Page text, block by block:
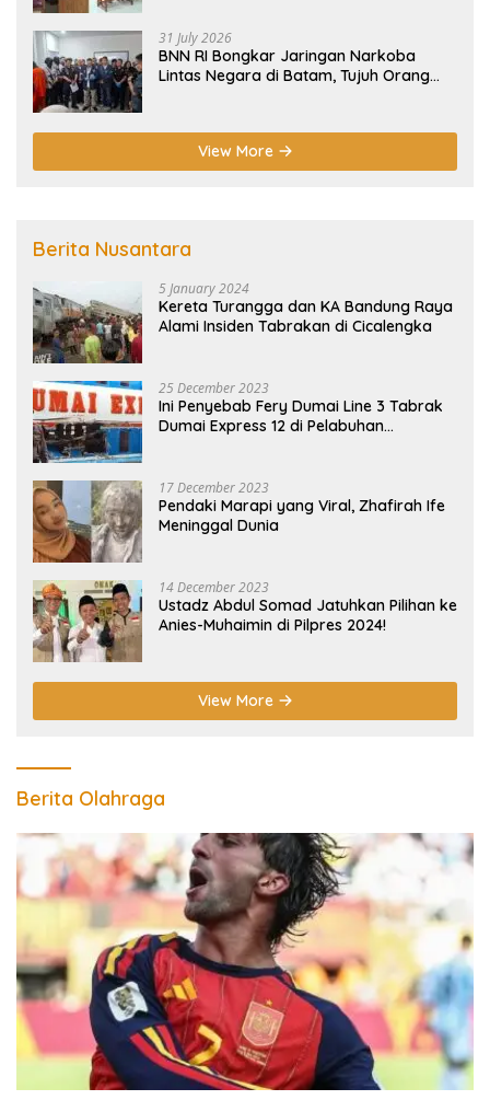
31 July 2026
BNN RI Bongkar Jaringan Narkoba
Lintas Negara di Batam, Tujuh Orang
View More
Berita Nusantara
5 January 2024
Kereta Turangga dan KA Bandung Raya
Alami Insiden Tabrakan di Cicalengka
25 December 2023
Ini Penyebab Fery Dumai Line 3 Tabrak
Dumai Express 12 di Pelabuhan
17 December 2023
Pendaki Marapi yang Viral, Zhafirah Ife
Meninggal Dunia
14 December 2023
Ustadz Abdul Somad Jatuhkan Pilihan ke
Anies-Muhaimin di Pilpres 2024!
View More
Berita Olahraga